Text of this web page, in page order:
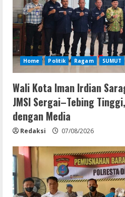
Home Politik Ragam SUMUT
Wali Kota Iman Irdian
JMSI Sergai–Tebing
dengan Media
Redaksi 07/08/2026